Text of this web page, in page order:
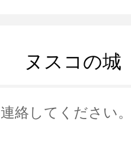
ヌスコの城
連絡してください